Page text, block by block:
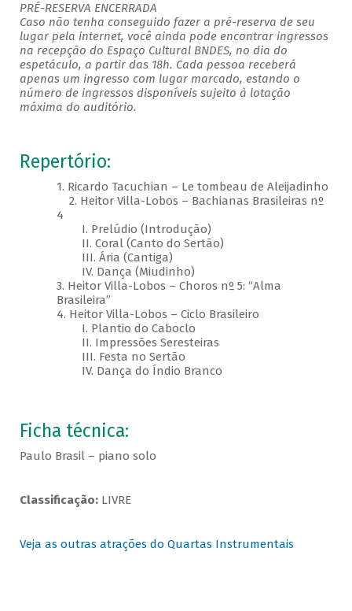
PRÉ-RESERVA ENCERRADA
Caso não tenha conseguido fazer a pré-reserva de seu
lugar pela internet, você ainda pode encontrar ingressos
na recepção do Espaço Cultural BNDES, no dia do
espetáculo, a partir das 18h. Cada pessoa receberá
apenas um ingresso com lugar marcado, estando o
número de ingressos disponíveis sujeito à lotação
máxima do auditório.
Repertório:
1. Ricardo Tacuchian – Le tombeau de Aleijadinho
2. Heitor Villa-Lobos – Bachianas Brasileiras nº
4
I. Prelúdio (Introdução)
II. Coral (Canto do Sertão)
III. Ária (Cantiga)
IV. Dança (Miudinho)
3. Heitor Villa-Lobos – Choros nº 5: “Alma
Brasileira”
4. Heitor Villa-Lobos – Ciclo Brasileiro
I. Plantio do Caboclo
II. Impressões Seresteiras
III. Festa no Sertão
IV. Dança do Índio Branco
Ficha técnica:
Paulo Brasil – piano solo
Classificação:LIVRE
Veja as outras atrações do Quartas Instrumentais